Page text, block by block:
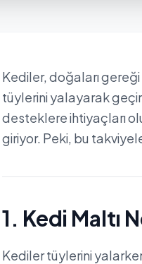
Kediler, doğaları
tüylerini yalayarak
desteklere ihtiyaçları
giriyor. Peki, bu
1. Kedi Maltı
Kediler tüylerini